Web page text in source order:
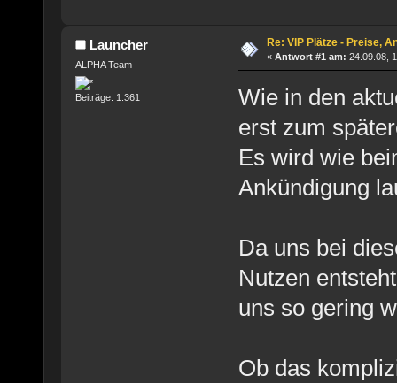
Launcher
ALPHA Team
Beiträge: 1.361
Re: VIP Plätze - Preise,
« Antwort #1 am: 24.09.08,
Wie in den
erst zum
Es wird wie
Ankündigung
Da uns bei
Nutzen
uns so gering
Ob das